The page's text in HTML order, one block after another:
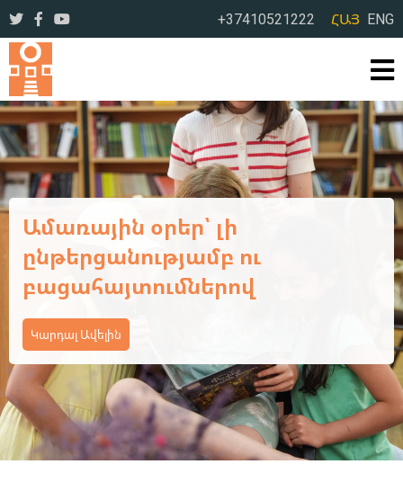
+37410521222 ՀԱՅ ENG
Ավարտվեց ևս մեկ եռօրյա
վերապատրաստման
դասընթաց
Կարդալ Ավելին